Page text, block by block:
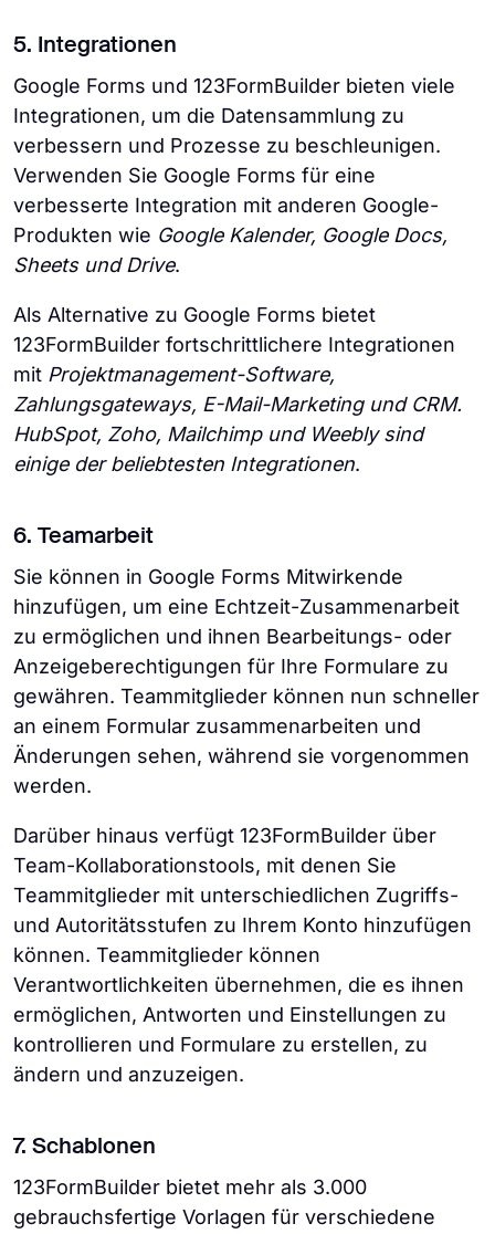
5. Integrationen
Google Forms und 123FormBuilder bieten viele
Integrationen, um die Datensammlung zu
verbessern und Prozesse zu beschleunigen.
Verwenden Sie Google Forms für eine
verbesserte Integration mit anderen Google-
Produkten wie Google Kalender, Google Docs,
Sheets und Drive.
Als Alternative zu Google Forms bietet
123FormBuilder fortschrittlichere Integrationen
mit Projektmanagement-Software,
Zahlungsgateways, E-Mail-Marketing und CRM.
HubSpot, Zoho, Mailchimp und Weebly sind
einige der beliebtesten Integrationen.
6. Teamarbeit
Sie können in Google Forms Mitwirkende
hinzufügen, um eine Echtzeit-Zusammenarbeit
zu ermöglichen und ihnen Bearbeitungs- oder
Anzeigeberechtigungen für Ihre Formulare zu
gewähren. Teammitglieder können nun schneller
an einem Formular zusammenarbeiten und
Änderungen sehen, während sie vorgenommen
werden.
Darüber hinaus verfügt 123FormBuilder über
Team-Kollaborationstools, mit denen Sie
Teammitglieder mit unterschiedlichen Zugriffs-
und Autoritätsstufen zu Ihrem Konto hinzufügen
können. Teammitglieder können
Verantwortlichkeiten übernehmen, die es ihnen
ermöglichen, Antworten und Einstellungen zu
kontrollieren und Formulare zu erstellen, zu
ändern und anzuzeigen.
7. Schablonen
123FormBuilder bietet mehr als 3.000
gebrauchsfertige Vorlagen für verschiedene